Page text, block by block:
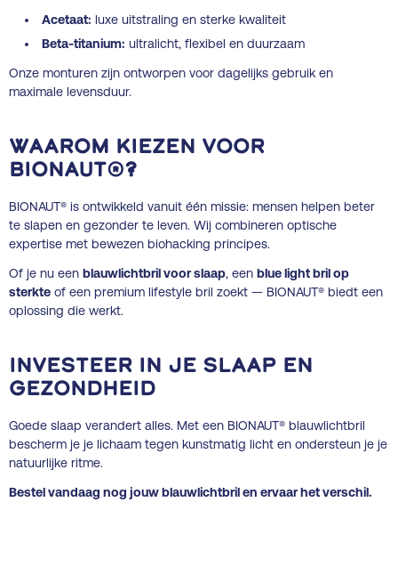
Acetaat: luxe uitstraling en sterke kwaliteit
Beta-titanium: ultralicht, flexibel en duurzaam
Onze monturen zijn ontworpen voor dagelijks gebruik en
maximale levensduur.
Waarom kiezen voor
BIONAUT®?
BIONAUT® is ontwikkeld vanuit één missie: mensen helpen beter
te slapen en gezonder te leven. Wij combineren optische
expertise met bewezen biohacking principes.
Of je nu een blauwlichtbril voor slaap, een blue light bril op
sterkte of een premium lifestyle bril zoekt — BIONAUT® biedt een
oplossing die werkt.
Investeer in je slaap en
gezondheid
Goede slaap verandert alles. Met een BIONAUT® blauwlichtbril
bescherm je je lichaam tegen kunstmatig licht en ondersteun je je
natuurlijke ritme.
Bestel vandaag nog jouw blauwlichtbril en ervaar het verschil.